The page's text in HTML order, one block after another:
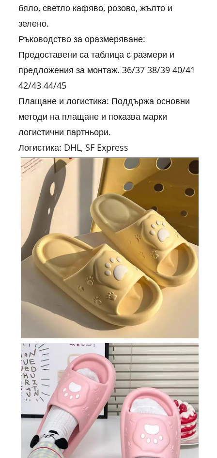
бяло, светло кафяво, розово, жълто и
зелено.
Ръководство за оразмеряване:
Предоставени са таблица с размери и
предложения за монтаж. 36/37 38/39 40/41
42/43 44/45
Плащане и логистика: Поддържа основни
методи на плащане и показва марки
логистични партньори.
Логистика: DHL, SF Express